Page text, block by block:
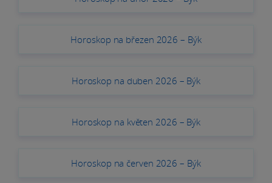
Horoskop na březen 2026 – Býk
Horoskop na duben 2026 – Býk
Horoskop na květen 2026 – Býk
Horoskop na červen 2026 – Býk